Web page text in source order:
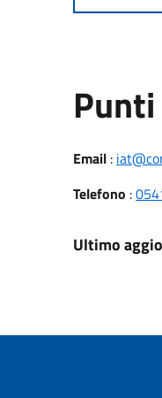
Email:
Telefono :
Ultimo